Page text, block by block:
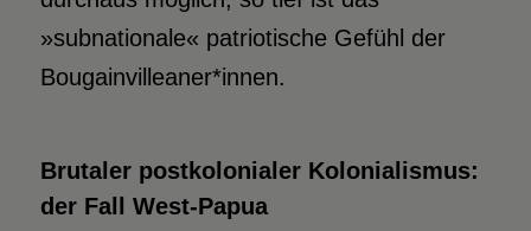
»subnationale« patriotische Gefühl der
Bougainvilleaner*innen.
Brutaler postkolonialer Kolo­nialismus:
der Fall West-Papua